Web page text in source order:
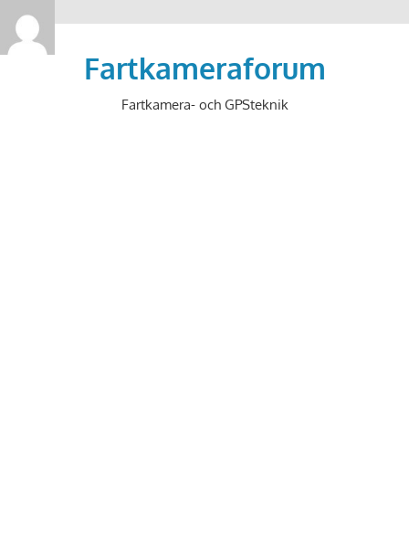
Hoppa
till
Fartkameraforum
Fartkamera- och GPSteknik